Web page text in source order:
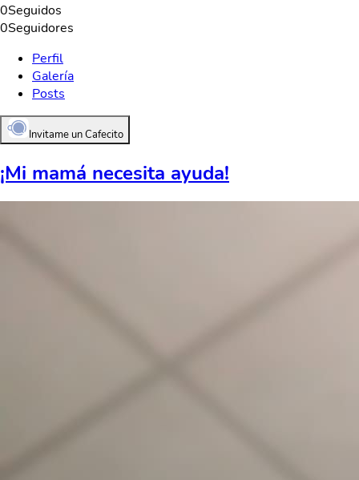
0Seguidos
0Seguidores
Perfil
Galería
Posts
Invitame un Cafecito
¡Mi mamá necesita ayuda!